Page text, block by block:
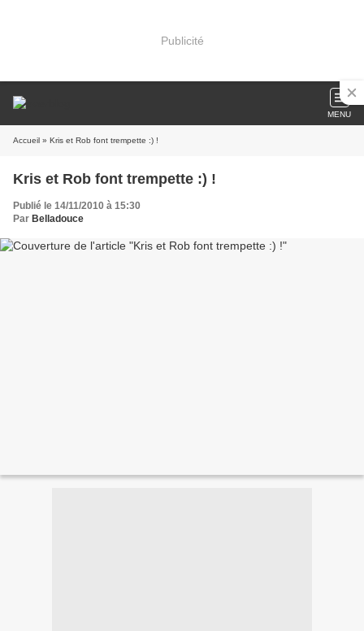
Publicité
MENU
Accueil » Kris et Rob font trempette :) !
Kris et Rob font trempette :) !
Publié le 14/11/2010 à 15:30
Par Belladouce